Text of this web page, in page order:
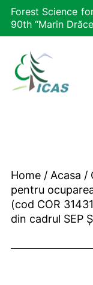
Forest Science
90th “Marin
Home / Acasa /
pentru
(cod COR
din cadrul SEP